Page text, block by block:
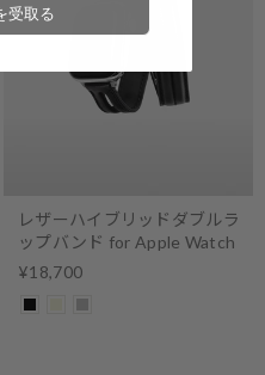
レザーハイブリッドダブルラ
ップバンド for Apple Watch
¥18,700
受取る